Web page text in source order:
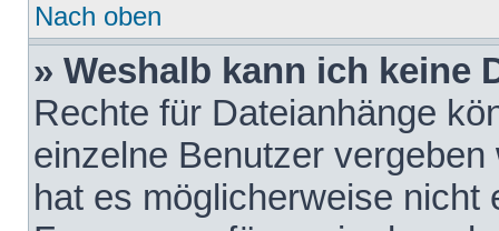
Nach oben
» Weshalb kann ich keine
Rechte für Dateianhänge
einzelne Benutzer
hat es möglicherweise nicht